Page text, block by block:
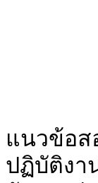
แนวข้อส
ปฏิบัติงา